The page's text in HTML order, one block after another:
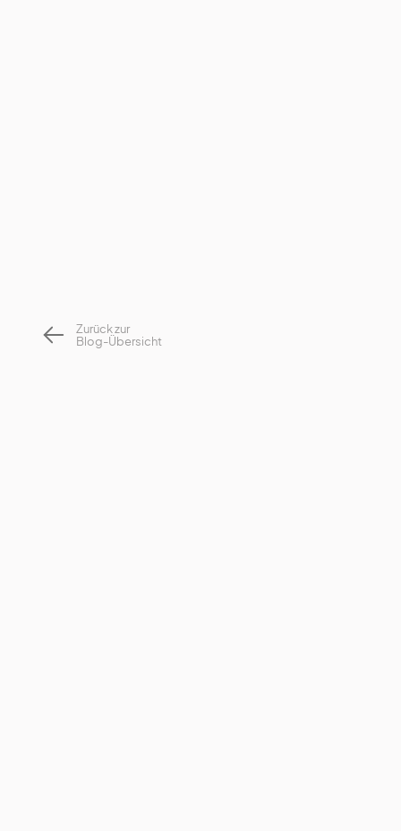
Zurück zur
Blog-Übersicht